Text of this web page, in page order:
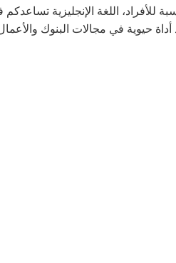
للأفراد، اللغة الإنجليزية
أداة حيوية في مجالات البنوك